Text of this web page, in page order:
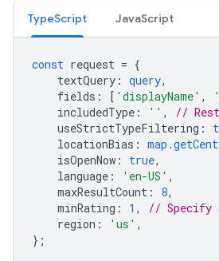
TypeScript JavaScript
const request = {
textQuery : query,
fields : [ 'displayName' ,
includedType : '' ,
//
useStrictTypeFiltering :
locationBias :
isOpenNow : true,
language : 'en-US' ,
maxResultCount : 8,
minRating : 1 ,
// Specify
region : 'us' ,
};